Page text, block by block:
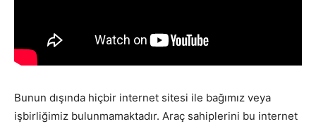
Bunun dışında hiçbir internet sitesi ile bağımız veya
işbirliğimiz bulunmamaktadır. Araç sahiplerini bu internet